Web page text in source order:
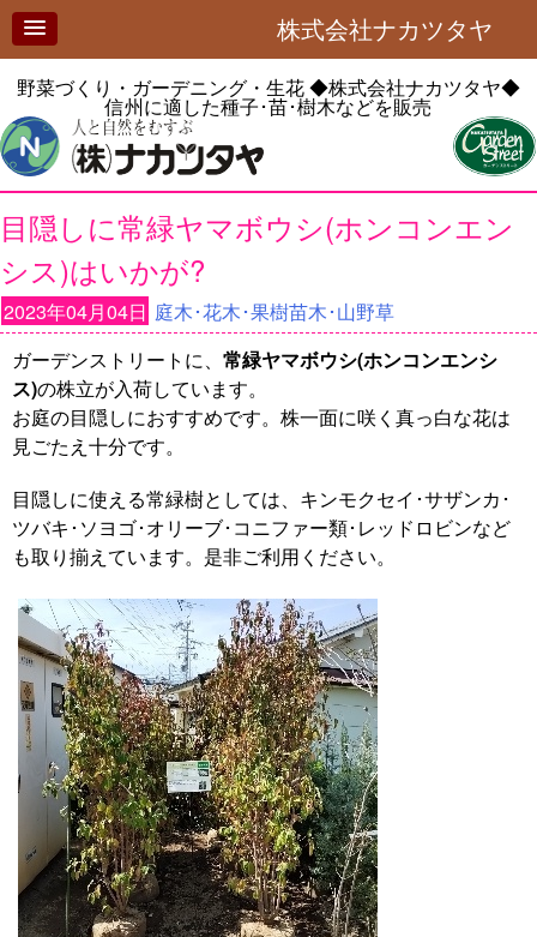
株式会社ナカツタヤ
野菜づくり・ガーデニング・生花◆株式会社ナカツタヤ◆
信州に適した種子･苗･樹木などを販売
目隠しに常緑ヤマボウシ(ホンコンエン
シス)はいかが?
2023年04月04日 庭木･花木･果樹苗木･山野草
ガーデンストリートに、 常緑ヤマボウシ(ホンコンエンシ
ス)の株立が入荷しています。
お庭の目隠しにおすすめです。株一面に咲く真っ白な花は
見ごたえ十分です。
目隠しに使える常緑樹としては、キンモクセイ･サザンカ･
ツバキ･ソヨゴ･オリーブ･コニファー類･レッドロビンなど
も取り揃えています。是非ご利用ください。